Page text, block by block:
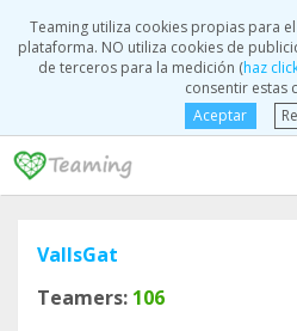
Teaming utiliza cookies propias para
plataforma. NO utiliza cookies de
de terceros para la medición (haz
consentir estas
Aceptar
VallsGat
Teamers: 106